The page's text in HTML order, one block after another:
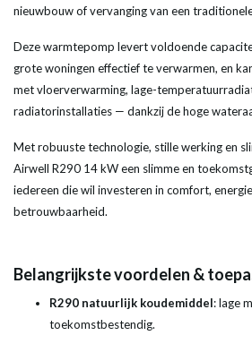
nieuwbouw of vervanging van een
Deze warmtepomp levert voldoende
grote woningen effectief te verwarmen, en
met vloerverwarming, lage-
radiatorinstallaties — dankzij de hoge
Met robuuste technologie, stille werking en
Airwell R290 14 kW een slimme en
iedereen die wil investeren in comfort,
betrouwbaarheid.
Belangrijkste voordelen &
R290 natuurlijk koudemiddel: lage
toekomstbestendig.